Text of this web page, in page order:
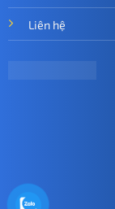
Liên hệ